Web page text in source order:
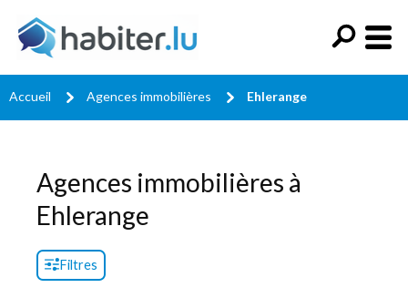
Accueil Agences immobilières Ehlerange
Agences immobilières à
Ehlerange
Filtres